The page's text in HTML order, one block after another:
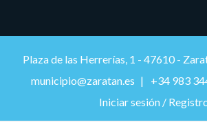
Plaza de las Herrerías, 1 - 47610 -
municipio@zaratan.es
+34 983
Iniciar sesión /